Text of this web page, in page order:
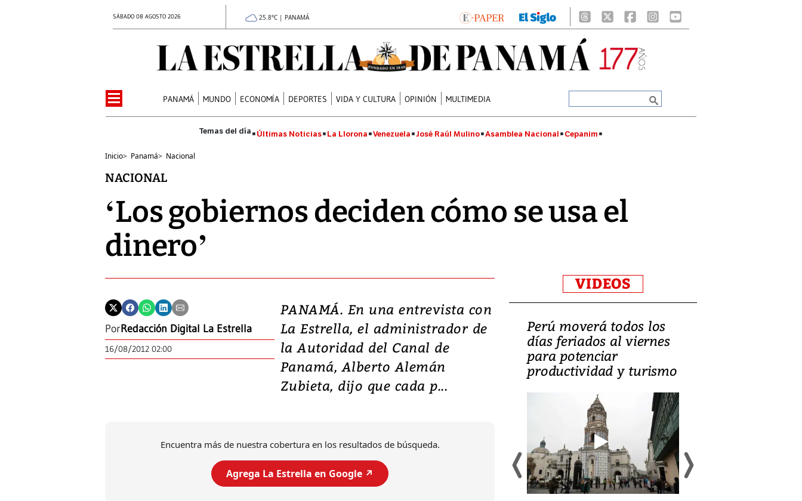
SÁBADO 08 AGOSTO 2026 25.8°C | PANAMÁ
PANAMÁ MUNDO ECONOMÍA DEPORTES VIDA Y CULTURA OPINIÓN MULTIMEDIA
Últimas Noticias La Llorona Venezuela José Raúl Mulino Asamblea Nacional Cepanim
Inicio> Panamá> Nacional
NACIONAL
‘Los gobiernos deciden cómo se usa el
dinero’
PorRedacción Digital La Estrella
16/08/2012 02:00
PANAMÁ. En una entrevista con
La Estrella, el administrador de
la Autoridad del Canal de
Panamá, Alberto Alemán
Zubieta, dijo que cada p...
Encuentra más de nuestra cobertura en los resultados de búsqueda.
Agrega La Estrella en Google ↗️
VIDEOS
Video: Lula lanza su
candidatura con
promesas de inversión
en defensa, educación y
tierras raras
Perú moverá todos los
días feriados al viernes
para potenciar
productividad y turismo